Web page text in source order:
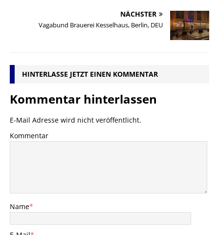
NÄCHSTER
Vagabund Brauerei Kesselhaus, Berlin, DEU
HINTERLASSE JETZT EINEN KOMMENTAR
Kommentar hinterlassen
E-Mail Adresse wird nicht veröffentlicht.
Kommentar
Name*